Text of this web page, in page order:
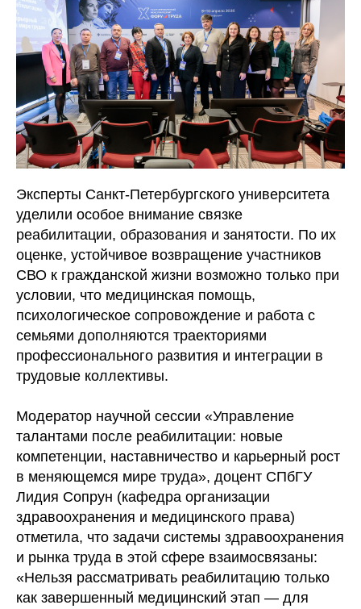
Эксперты Санкт-Петербургского университета
уделили особое внимание связке
реабилитации, образования и занятости. По их
оценке, устойчивое возвращение участников
СВО к гражданской жизни возможно только при
условии, что медицинская помощь,
психологическое сопровождение и работа с
семьями дополняются траекториями
профессионального развития и интеграции в
трудовые коллективы.
Модератор научной сессии «Управление
талантами после реабилитации: новые
компетенции, наставничество и карьерный рост
в меняющемся мире труда», доцент СПбГУ
Лидия Сопрун (кафедра организации
здравоохранения и медицинского права)
отметила, что задачи системы здравоохранения
и рынка труда в этой сфере взаимосвязаны:
«Нельзя рассматривать реабилитацию только
как завершенный медицинский этап — для